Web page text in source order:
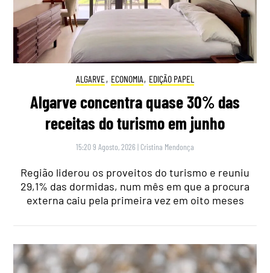
ALGARVE, ECONOMIA, EDIÇÃO PAPEL
Algarve concentra quase 30% das
receitas do turismo em junho
15:20 9 Agosto, 2026 | Cristina Mendonça
Região liderou os proveitos do turismo e reuniu
29,1% das dormidas, num mês em que a procura
externa caiu pela primeira vez em oito meses